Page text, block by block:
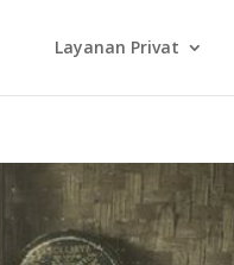
Layanan Privat